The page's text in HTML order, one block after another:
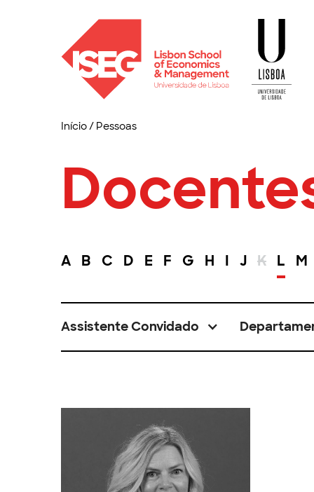
Início/ Pessoas
A B C D E F G H I J K L M
Assistente Convidado